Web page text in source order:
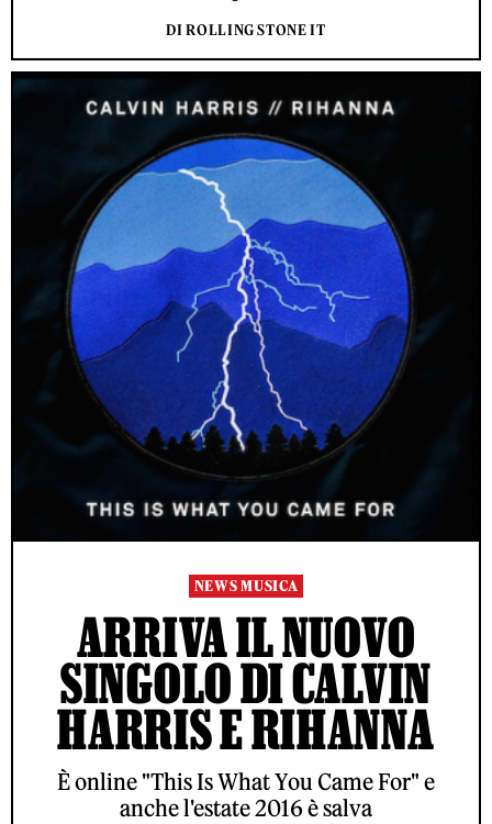
DI ROLLING STONE IT
NEWS MUSICA
ARRIVA IL NUOVO
SINGOLO DI CALVIN
HARRIS E RIHANNA
È online "This Is What You Came For" e
anche l'estate 2016 è salva